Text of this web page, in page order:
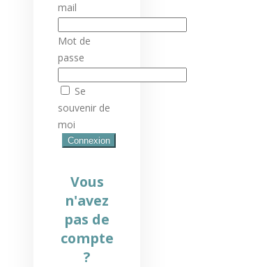
mail
Mot de
passe
Se
souvenir de
moi
Vous
n'avez
pas de
compte
?